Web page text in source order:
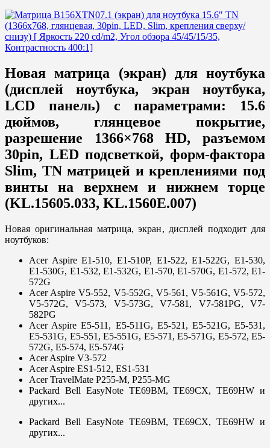
Новая матрица (экран) для ноутбука
(дисплей ноутбука, экран ноутбука,
LCD панель) с параметрами: 15.6
дюймов, глянцевое покрытие,
разрешение 1366×768 HD, разъемом
30pin, LED подсветкой, форм-фактора
Slim, TN матрицей и креплениями под
винты на верхнем и нижнем торце
(KL.15605.033, KL.1560E.007)
Новая оригинальная матрица, экран, дисплей подходит для
ноутбуков:
Acer Aspire E1-510, E1-510P, E1-522, E1-522G, E1-530,
E1-530G, E1-532, E1-532G, E1-570, E1-570G, E1-572, E1-
572G
Acer Aspire V5-552, V5-552G, V5-561, V5-561G, V5-572,
V5-572G, V5-573, V5-573G, V7-581, V7-581PG, V7-
582PG
Acer Aspire E5-511, E5-511G, E5-521, E5-521G, E5-531,
E5-531G, E5-551, E5-551G, E5-571, E5-571G, E5-572, E5-
572G, E5-574, E5-574G
Acer Aspire V3-572
Acer Aspire ES1-512, ES1-531
Acer TravelMate P255-M, P255-MG
Packard Bell EasyNote TE69BM, TE69CX, TE69HW и
других...
Packard Bell EasyNote TE69BM, TE69CX, TE69HW и
других...